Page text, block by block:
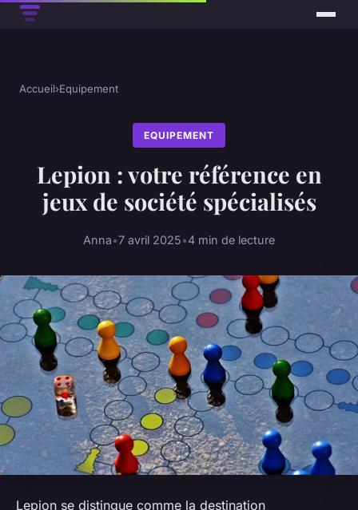
Accueil›Equipement
EQUIPEMENT
Lepion : votre référence en
jeux de société spécialisés
Anna•7 avril 2025•4 min de lecture
Lepion se distingue comme la destination